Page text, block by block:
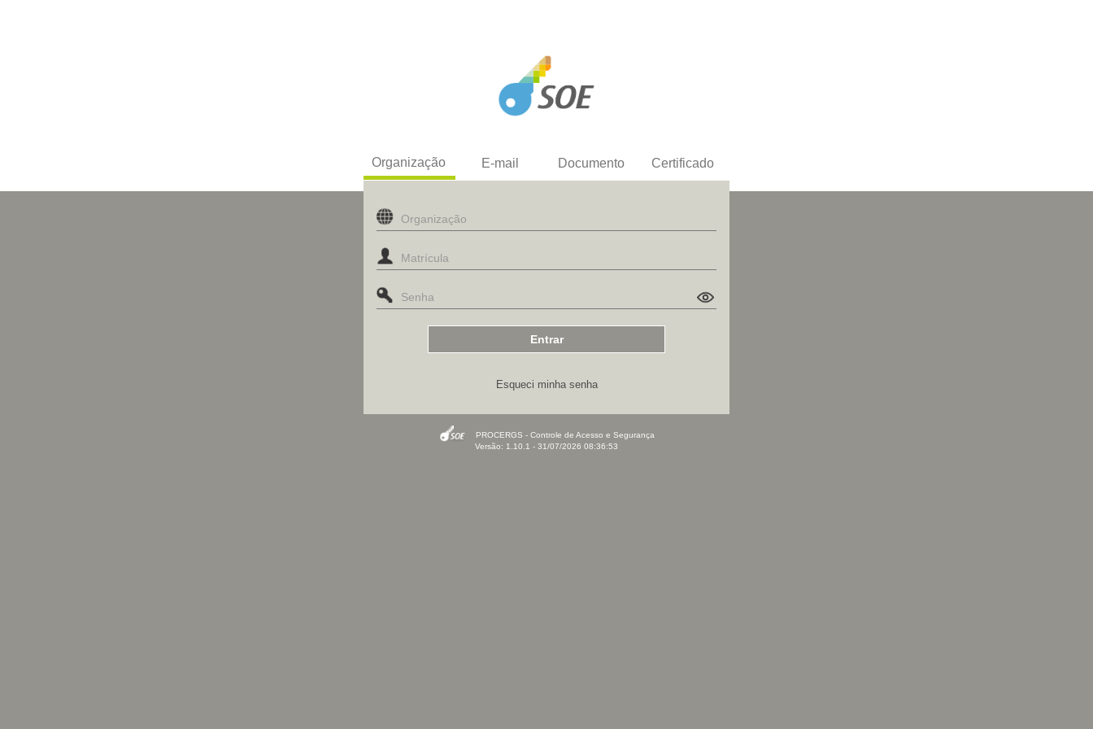
Organização E-mail Documento Certificado
Esqueci minha senha
PROCERGS - Controle de Acesso e Segurança
Versão: 1.10.1 - 31/07/2026 08:36:53